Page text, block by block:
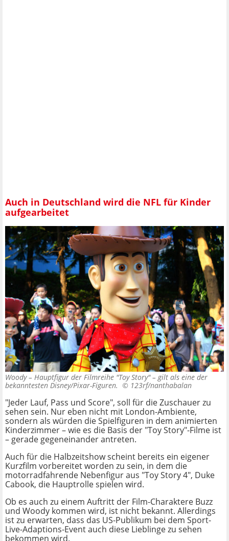
Auch in Deutschland wird die NFL für Kinder
aufgearbeitet
Woody – Hauptfigur der Filmreihe "Toy Story" – gilt als eine der
bekanntesten Disney/Pixar-Figuren. © 123rf/nanthabalan
"Jeder Lauf, Pass und Score", soll für die Zuschauer zu
sehen sein. Nur eben nicht mit London-Ambiente,
sondern als würden die Spielfiguren in dem animierten
Kinderzimmer – wie es die Basis der "Toy Story"-Filme ist
– gerade gegeneinander antreten.
Auch für die Halbzeitshow scheint bereits ein eigener
Kurzfilm vorbereitet worden zu sein, in dem die
motorradfahrende Nebenfigur aus "Toy Story 4", Duke
Cabook, die Hauptrolle spielen wird.
Ob es auch zu einem Auftritt der Film-Charaktere Buzz
und Woody kommen wird, ist nicht bekannt. Allerdings
ist zu erwarten, dass das US-Publikum bei dem Sport-
Live-Adaptions-Event auch diese Lieblinge zu sehen
bekommen wird.